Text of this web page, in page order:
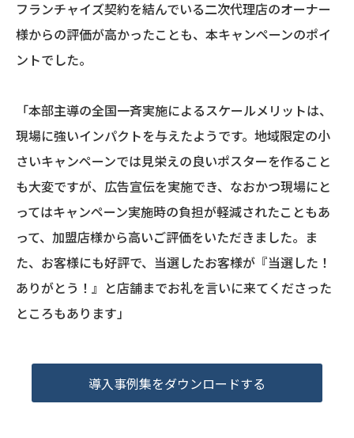
フランチャイズ契約を結んでいる二次代理店のオーナー
様からの評価が高かったことも、本キャンペーンのポイ
ントでした。
「本部主導の全国一斉実施によるスケールメリットは、
現場に強いインパクトを与えたようです。地域限定の小
さいキャンペーンでは見栄えの良いポスターを作ること
も大変ですが、広告宣伝を実施でき、なおかつ現場にと
ってはキャンペーン実施時の負担が軽減されたこともあ
って、加盟店様から高いご評価をいただきました。ま
た、お客様にも好評で、当選したお客様が『当選した！
ありがとう！』と店舗までお礼を言いに来てくださった
ところもあります」
導入事例集をダウンロードする